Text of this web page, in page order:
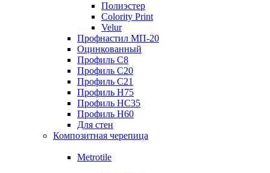
Полиэстер
Colority Print
Velur
Профнастил МП-20
Оцинкованный
Профиль С8
Профиль С20
Профиль С21
Профиль Н75
Профиль НС35
Профиль Н60
Для стен
Композитная черепица
Metrotile